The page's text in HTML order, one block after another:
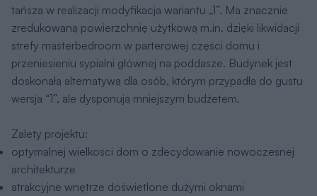
tańsza w realizacji modyfikacja wariantu „1”. Ma znacznie
zredukowaną powierzchnię użytkową m.in. dzięki likwidacji
strefy masterbedroom w parterowej części domu i
przeniesieniu sypialni głównej na poddasze. Budynek jest
doskonałą alternatywą dla osób, którym przypadła do gustu
wersja “1”, ale dysponują mniejszym budżetem.
Zalety projektu:
optymalnej wielkości dom o zdecydowanie nowoczesnej
architekturze
atrakcyjne wnętrze doświetlone dużymi oknami